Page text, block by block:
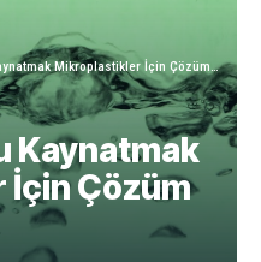
Mikroplastikler İçin Çözüm Olabilir
Kaynatmak
Çözüm